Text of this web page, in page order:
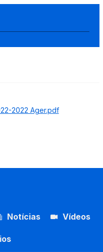
2022 Ager.pdf
Notícias Vídeos